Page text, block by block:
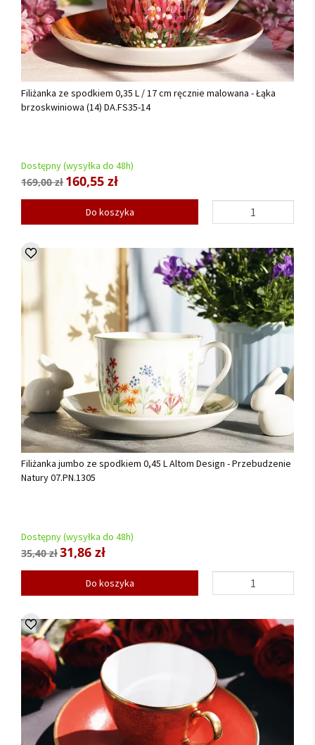
Filiżanka ze spodkiem 0,35 L / 17 cm ręcznie malowana - Łąka
brzoskwiniowa (14) DA.FS35-14
Dostępny (wysyłka do 48h)
169,00 zł 160,55 zł
Do koszyka
Filiżanka jumbo ze spodkiem 0,45 L Altom Design - Przebudzenie
Natury 07.PN.1305
Dostępny (wysyłka do 48h)
35,40 zł31,86 zł
Do koszyka